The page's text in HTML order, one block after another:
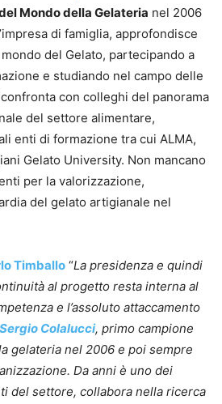
Mondo della Gelateria nel 2006
di famiglia, approfondisce
del Gelato, partecipando a
e studiando nel campo delle
con colleghi del panorama
del settore alimentare,
enti di formazione tra cui ALMA,
Gelato University. Non mancano
per la valorizzazione,
del gelato artigianale nel
Timballo “La presidenza e quindi
al progetto resta interna al
e l’assoluto attaccamento
Sergio Colalucci, primo campione
gelateria nel 2006 e poi sempre
Da anni è uno dei
del settore, collabora nella ricerca